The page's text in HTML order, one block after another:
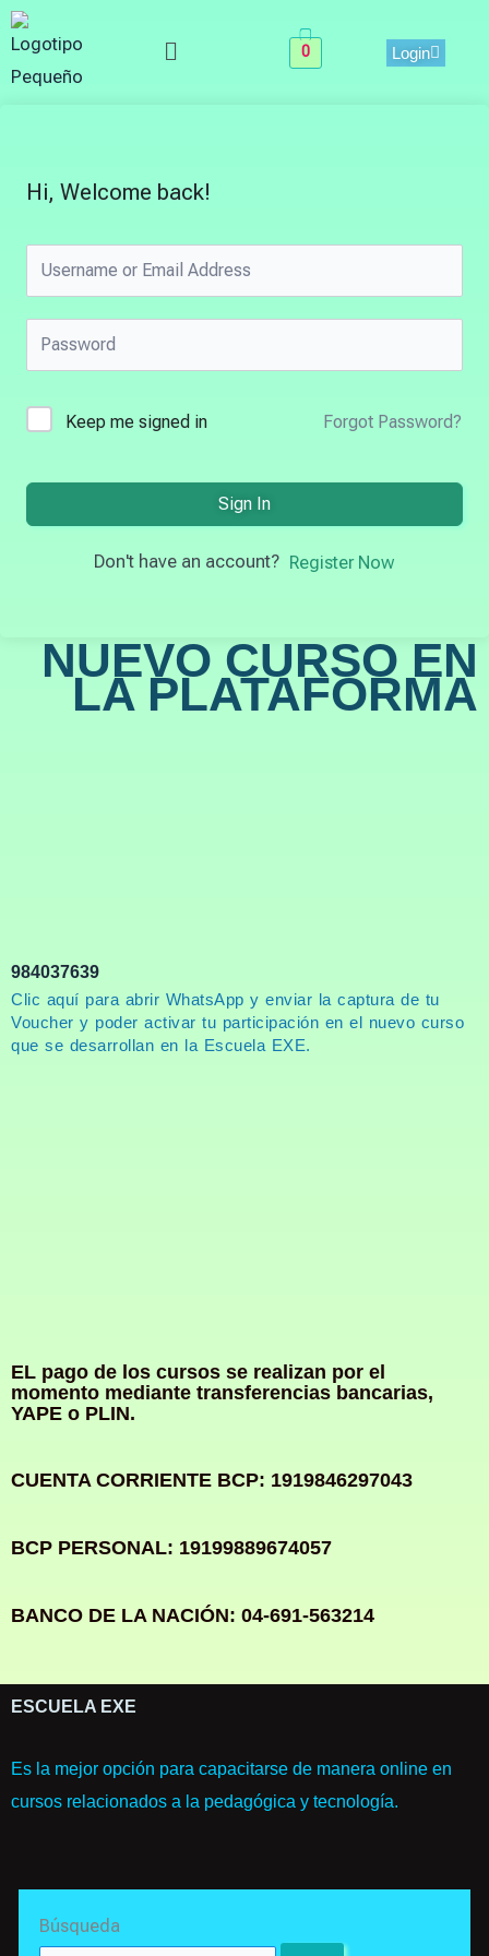
Skip
to
content
Menu 0 Login
Hi, Welcome back!
Keep me signed in Forgot Password?
Sign In
Don't have an account? Register Now
NUEVO CURSO EN
LA PLATAFORMA
984037639
Clic aquí para abrir WhatsApp y enviar la captura de tu
Voucher y poder activar tu participación en el nuevo curso
que se desarrollan en la Escuela EXE.
EL pago de los cursos se realizan por el
momento mediante transferencias bancarias,
YAPE o PLIN.
CUENTA CORRIENTE BCP: 1919846297043
BCP PERSONAL: 19199889674057
BANCO DE LA NACIÓN: 04-691-563214
ESCUELA EXE
Es la mejor opción para capacitarse de manera online en
cursos relacionados a la pedagógica y tecnología.
Búsqueda
for: